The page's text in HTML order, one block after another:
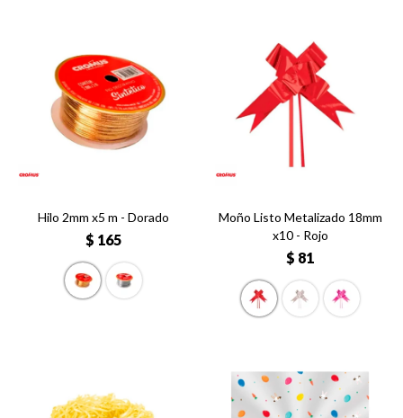
Hilo 2mm x5 m - Dorado
$ 165
Moño Listo Metalizado 18mm
x10 - Rojo
$ 81